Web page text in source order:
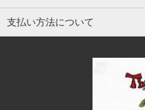
支払い方法について